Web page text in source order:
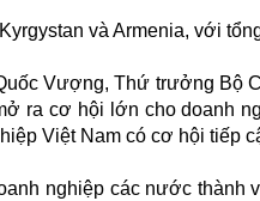
và Armenia, với
Vượng, Thứ trưởng Bộ
ra cơ hội lớn cho doanh
Việt Nam có cơ hội tiếp
nghiệp các nước thành